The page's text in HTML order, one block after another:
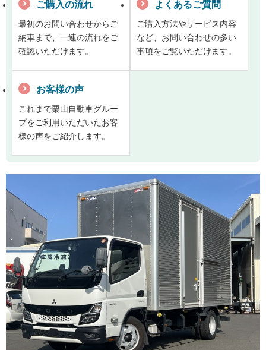
ご購入の流れ
最初のお問い合わせからご
納車まで、一連の流れをご
確認いただけます。
よくあるご質問
ご購入方法やサービス内容
など、お問い合わせの多い
事項をご覧いただけます。
お客様の声
これまで栗山自動車グルー
プをご利用いただいたお客
様の声をご紹介します。